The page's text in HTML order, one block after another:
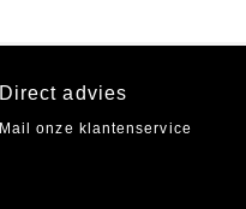
Direct advies
Mail onze klantenservice